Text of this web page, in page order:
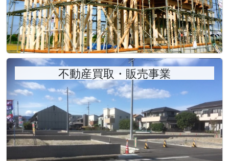
【津島市 半頭町東之割（永和駅）事業用地】を掲
載！！
【津島市 元寺町3丁目（日比野駅）事業用地】を掲
載！！
【愛西市 大野町山（富吉駅）資材置場用地】を掲
載！！
【愛西市 西保町増右（近鉄弥富駅）資材置場用地】
を掲載！！
2025/11/01
【津島市 南本町一丁目（津島駅）2階建 8K】を掲
載！！
不動産買取・販売事業